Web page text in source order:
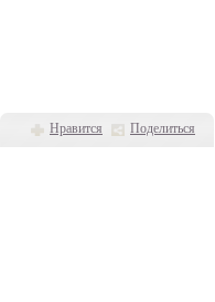
Нравится Поделиться